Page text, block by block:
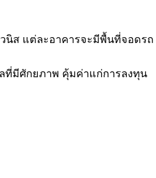
ส แต่ละอาคารจะมีพื้นที่จอดร
ที่มีศักยภาพ คุ้มค่าแก่การลงทุน